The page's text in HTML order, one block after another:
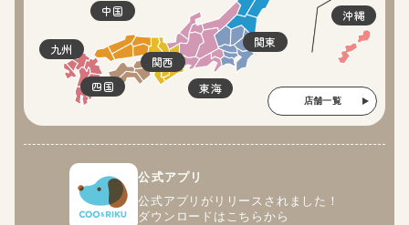
関東
東海
関西
四国
中国
九州
沖縄
店舗一覧
公式アプリ
公式アプリがリリースされました！
ダウンロードはこちらから